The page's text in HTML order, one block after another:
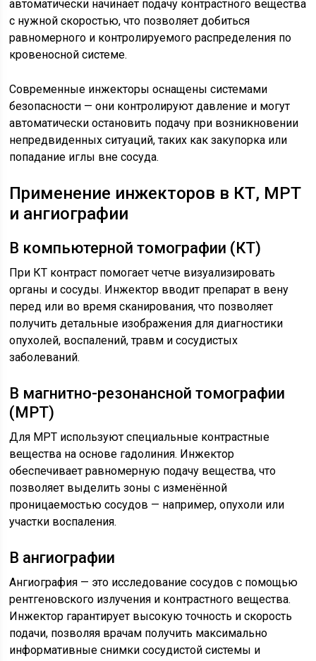
автоматически начинает подачу контрастного вещества
с нужной скоростью, что позволяет добиться
равномерного и контролируемого распределения по
кровеносной системе.
Современные инжекторы оснащены системами
безопасности — они контролируют давление и могут
автоматически остановить подачу при возникновении
непредвиденных ситуаций, таких как закупорка или
попадание иглы вне сосуда.
Применение инжекторов в КТ, МРТ
и ангиографии
В компьютерной томографии (КТ)
При КТ контраст помогает четче визуализировать
органы и сосуды. Инжектор вводит препарат в вену
перед или во время сканирования, что позволяет
получить детальные изображения для диагностики
опухолей, воспалений, травм и сосудистых
заболеваний.
В магнитно-резонансной томографии
(МРТ)
Для МРТ используют специальные контрастные
вещества на основе гадолиния. Инжектор
обеспечивает равномерную подачу вещества, что
позволяет выделить зоны с изменённой
проницаемостью сосудов — например, опухоли или
участки воспаления.
В ангиографии
Ангиография — это исследование сосудов с помощью
рентгеновского излучения и контрастного вещества.
Инжектор гарантирует высокую точность и скорость
подачи, позволяя врачам получить максимально
информативные снимки сосудистой системы и